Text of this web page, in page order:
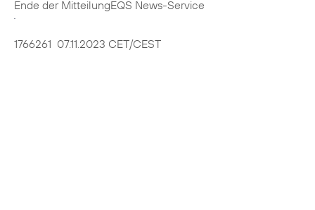
Ende der MitteilungEQS News-Service
1766261 07.11.2023 CET/CEST